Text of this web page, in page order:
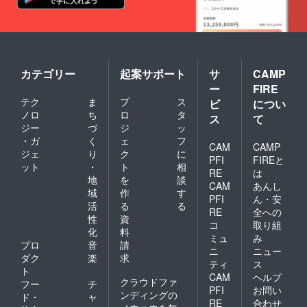
カテゴリー
テク
ノロ
ジー
・ガ
ジェ
ット
ま
ち
づ
く
り
・
地
域
活
性
化
プロ
ダク
ト
音
楽
フー
ド・
チ
ャ
起案サポート
プ
ロ
ジ
ェ
ク
ト
を
作
る
ス
タ
ッ
フ
に
相
談
す
る
資
料
請
求
クラウドファ
ンディングの
サ
ー
ビ
ス
CAM
PFI
RE
CAM
PFI
RE
コ
ミュ
ニ
ティ
CAM
PFI
RE
CAMP
FIRE
につい
て
CAMP
FIREと
は
あんし
ん・安
全への
取り組
み
ニュー
ス
ヘルプ
お問い
合わせ